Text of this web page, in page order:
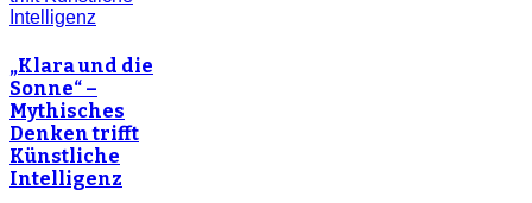
„Klara und die
Sonne“ –
Mythisches
Denken trifft
Künstliche
Intelligenz